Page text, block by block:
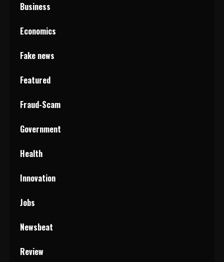
Business
Economics
Fake news
Featured
Fraud-Scam
Government
Health
Innovation
Jobs
Newsbeat
Review